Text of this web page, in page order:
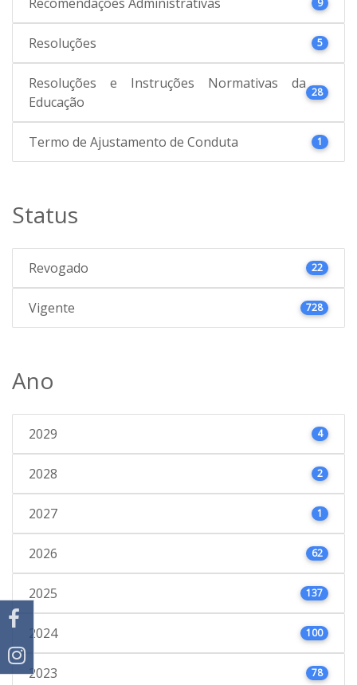
Resoluções 5
Resoluções e Instruções Normativas da
Educação
28
Termo de Ajustamento de Conduta 1
Status
Revogado 22
Vigente 728
Ano
2029 4
2028 2
2027 1
2026 62
2025 137
2024 100
2023 78